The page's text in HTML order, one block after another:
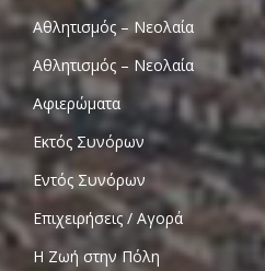
Αθλητισμός – Νεολαία
Αθλητισμός – Νεολαία
Αφιερώματα
Εκτός Συνόρων
Εντός Συνόρων
Επιχειρήσεις / Αγορά
Η Ζωή στην Πόλη